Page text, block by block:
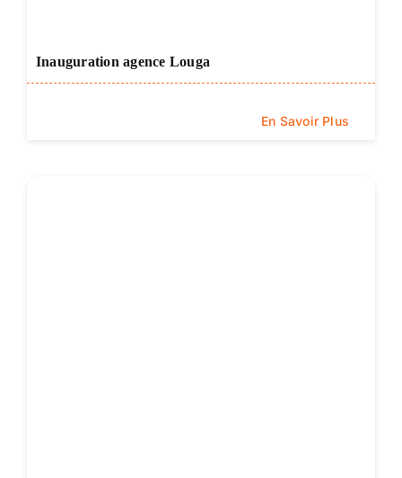
Inauguration agence Louga
En Savoir Plus